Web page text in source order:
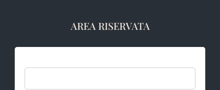
AREA RISERVATA